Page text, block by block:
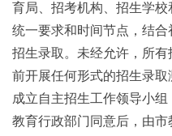
育局、招考机构、招生学
统一要求和时间节点，结
招生录取。未经允许，所
前开展任何形式的招生录
成立自主招生工作领导小
教育行政部门同意后，由